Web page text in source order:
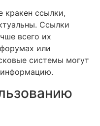
кракен ссылки,
Ссылки
всего их
или
системы могут